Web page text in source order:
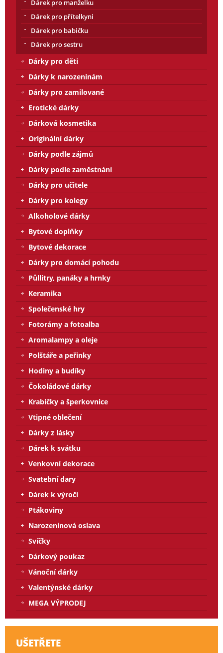
Dárek pro manželku
Dárek pro přítelkyni
Dárek pro babičku
Dárek pro sestru
Dárky pro děti
Dárky k narozeninám
Dárky pro zamilované
Erotické dárky
Dárková kosmetika
Originální dárky
Dárky podle zájmů
Dárky podle zaměstnání
Dárky pro učitele
Dárky pro kolegy
Alkoholové dárky
Bytové doplňky
Bytové dekorace
Dárky pro domácí pohodu
Půllitry, panáky a hrnky
Keramika
Společenské hry
Fotorámy a fotoalba
Aromalampy a oleje
Polštáře a peřinky
Hodiny a budíky
Čokoládové dárky
Krabičky a šperkovnice
Vtipné oblečení
Dárky z lásky
Dárek k svátku
Venkovní dekorace
Svatební dary
Dárek k výročí
Ptákoviny
Narozeninová oslava
Svíčky
Dárkový poukaz
Vánoční dárky
Valentýnské dárky
MEGA VÝPRODEJ
UŠETŘETE